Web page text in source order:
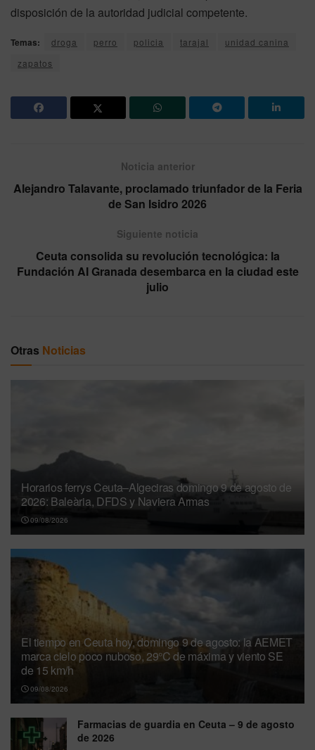
disposición de la autoridad judicial competente.
Temas: droga perro policia tarajal
unidad canina
zapatos
Noticia anterior
Alejandro Talavante, proclamado triunfador de la Feria
de San Isidro 2026
Siguiente noticia
Ceuta consolida su revolución tecnológica: la
Fundación AI Granada desembarca en la ciudad este
julio
Otras Noticias
Horarios ferrys Ceuta–Algeciras domingo 9 de agosto de
2026: Baleària, DFDS y Naviera Armas
09/08/2026
El tiempo en Ceuta hoy, domingo 9 de agosto: la AEMET
marca cielo poco nuboso, 29°C de máxima y viento SE
de 15 km/h
09/08/2026
Farmacias de guardia en Ceuta – 9 de agosto
de 2026